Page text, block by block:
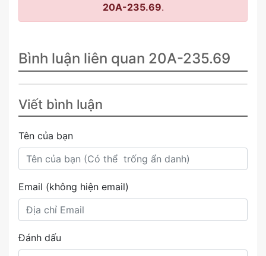
20A-235.69.
Bình luận liên quan 20A-235.69
Viết bình luận
Tên của bạn
Email (không hiện email)
Đánh dấu